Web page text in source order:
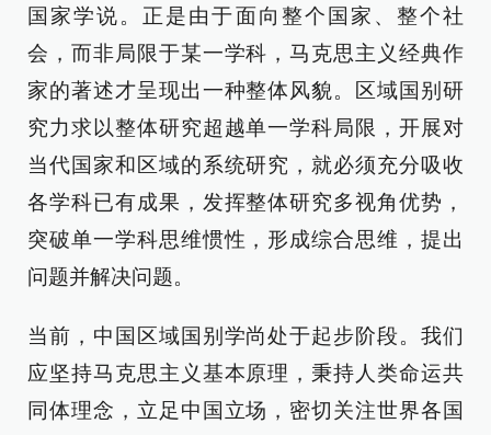
国家学说。正是由于面向整个国家、整个社
会，而非局限于某一学科，马克思主义经典作
家的著述才呈现出一种整体风貌。区域国别研
究力求以整体研究超越单一学科局限，开展对
当代国家和区域的系统研究，就必须充分吸收
各学科已有成果，发挥整体研究多视角优势，
突破单一学科思维惯性，形成综合思维，提出
问题并解决问题。
当前，中国区域国别学尚处于起步阶段。我们
应坚持马克思主义基本原理，秉持人类命运共
同体理念，立足中国立场，密切关注世界各国